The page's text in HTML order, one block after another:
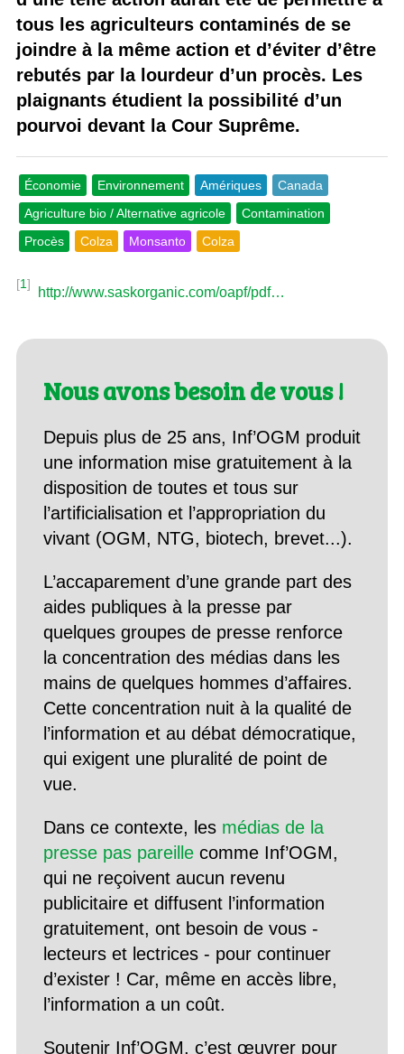
tous les agriculteurs contaminés de se
joindre à la même action et d’éviter d’être
rebutés par la lourdeur d’un procès. Les
plaignants étudient la possibilité d’un
pourvoi devant la Cour Suprême.
Économie Environnement Amériques
Canada
Agriculture bio / Alternative agricole
Contamination
Procès
Colza Monsanto Colza
[1]
http://www.saskorganic.com/oapf/pdf…
Nous avons besoin de vous !
Depuis plus de 25 ans, Inf’OGM produit
une information mise gratuitement à la
disposition de toutes et tous sur
l’artificialisation et l’appropriation du
vivant (OGM, NTG, biotech, brevet...).
L’accaparement d’une grande part des
aides publiques à la presse par
quelques groupes de presse renforce
la concentration des médias dans les
mains de quelques hommes d’affaires.
Cette concentration nuit à la qualité de
l’information et au débat démocratique,
qui exigent une pluralité de point de
vue.
Dans ce contexte, les médias de la
presse pas pareillecomme Inf’OGM,
qui ne reçoivent aucun revenu
publicitaire et diffusent l’information
gratuitement, ont besoin de vous -
lecteurs et lectrices - pour continuer
d’exister ! Car, même en accès libre,
l’information a un coût.
Soutenir Inf’OGM, c’est œuvrer pour